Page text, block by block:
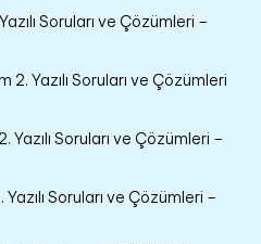
Soruları ve Çözümleri –
2. Yazılı Soruları ve Çözümleri
Yazılı Soruları ve Çözümleri –
Yazılı Soruları ve Çözümleri –